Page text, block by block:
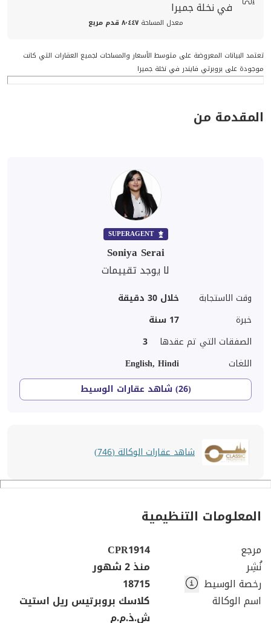
في نخلة جميرا
معدل المساحة ٨٬٤٤٧ قدم مربع
تعتمد البيانات المعروضة على متوسط الأسعار والمساحات لجميع العقارات التي كانت
موجودة على بروبرتي فايندر في نخلة جميرا
المقدمة من
SUPERAGENT
Soniya Serai
لا يوجد تقييمات
وقت الاستجابة
خلال 30 دقيقة
خبرة
17 سنة
الصفقات التي تم عقدها
3
اللغات
English, Hindi
(26) شاهد عقارات الوسيط
شاهد عقارات الوكالة (746)
المعلومات التنظيمية
مرجع
CPR1914
نُشِر
منذ 2 شهور
رخصة الوسيط
18715
اسم الوكالة
كلاسك بروبرتيس ريل استيت
ش.ذ.م.م